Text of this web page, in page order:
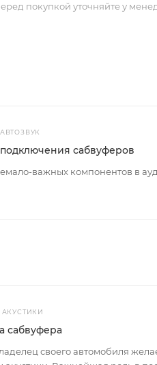
покупкой уточняйте у
сабвуферов
важных компонентов в
сабвуфера
своего автомобиля